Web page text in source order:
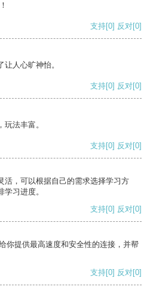
支持[0] 反对[0]
人心旷神怡。
支持[0] 反对[0]
法丰富。
支持[0] 反对[0]
活，可以根据自己的需求选择学习方
习进度。
支持[0] 反对[0]
你提供最高速度和安全性的连接，并帮
支持[0] 反对[0]